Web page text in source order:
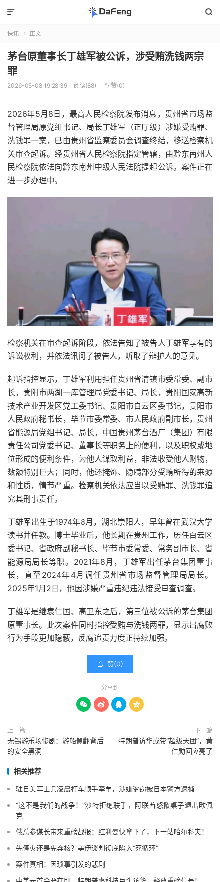


快讯  正文
茅台原董事长丁雄军被公诉，涉受贿洗钱两宗
罪
2026-05-08 19:28:39 阅读(88)  赞(0)
2026年5月8日，最高人民检察院发布消息，贵州省市场监
督管理局原党组书记、局长丁雄军（正厅级）涉嫌受贿罪、
洗钱罪一案，已由贵州省监察委员会调查终结，移送检察机
关审查起诉。经贵州省人民检察院指定管辖，由黔东南州人
民检察院依法向黔东南州中级人民法院提起公诉。案件正在
进一步办理中。
检察机关在审查起诉阶段，依法告知了被告人丁雄军享有的
诉讼权利，并依法讯问了被告人，听取了辩护人的意见。
起诉指控显示，丁雄军利用担任贵州省清镇市委常委、副市
长，贵阳市两湖一库管理局党委书记、局长，贵阳国家高新
技术产业开发区党工委书记、贵阳市白云区委书记，贵阳市
人民政府秘书长，毕节市委常委、市人民政府副市长，贵州
省能源局党组书记、局长，中国贵州茅台酒厂（集团）有限
责任公司党委书记、董事长等职务上的便利，以及职权或地
位形成的便利条件，为他人谋取利益，非法收受他人财物，
数额特别巨大；同时，他还掩饰、隐瞒部分受贿所得的来源
和性质，情节严重。检察机关依法应当以受贿罪、洗钱罪追
究其刑事责任。
丁雄军出生于1974年8月，湖北崇阳人，早年曾在武汉大学
读书并任教。博士毕业后，他长期在贵州工作，历任白云区
委书记、省政府副秘书长、毕节市委常委、常务副市长、省
能源局局长等职。2021年8月，丁雄军出任茅台集团董事
长，直至2024年4月调任贵州省市场监督管理局局长。
2025年1月2日，他因涉嫌严重违纪违法接受审查调查。
丁雄军是继袁仁国、高卫东之后，第三位被公诉的茅台集团
原董事长。此次案件同时指控受贿与洗钱两罪，显示出腐败
行为手段更加隐蔽，反腐追责力度正持续加强。
 赞(0)
分享到
   
上一篇
无锡游乐场惨剧：游船侧翻背后
的安全黑洞
下一篇
特朗普访华或带“超级天团”，黄
仁勋回应亮了
相关推荐
驻日美军士兵凌晨打车顺手牵羊，涉嫌盗窃被日本警方逮捕
“这不是我们的战争！”沙特拒绝联手，阿联酋怒掀桌子退出欧佩
克
俄总参谋长带来重磅战报：红利曼快拿下了，下一站哈尔科夫！
先停火还是先弃核？美伊谈判彻底陷入“死循环”
案件真相：因琐事引发的悲剧